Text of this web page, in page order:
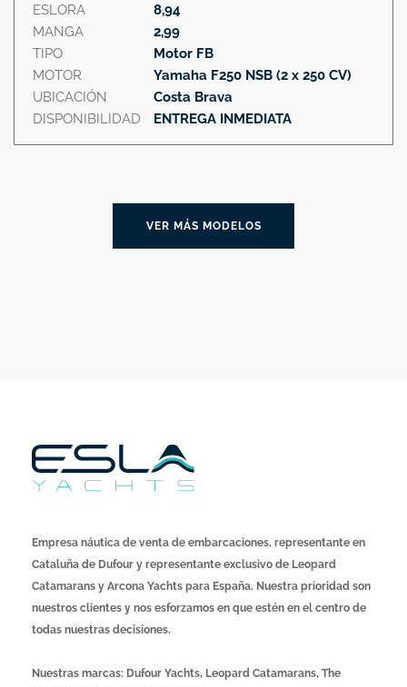
ESLORA
MANGA
TIPO
MOTOR
UBICACIÓN
DISPONIBILIDAD
8,94
2,99
Motor FB
Yamaha F250 NSB (2 x 250 CV)
Costa Brava
ENTREGA INMEDIATA
VER MÁS MODELOS
Empresa náutica de venta de embarcaciones, representante en
Cataluña de Dufour y representante exclusivo de Leopard
Catamarans y Arcona Yachts para España. Nuestra prioridad son
nuestros clientes y nos esforzamos en que estén en el centro de
todas nuestras decisiones.
Nuestras marcas: Dufour Yachts, Leopard Catamarans, The